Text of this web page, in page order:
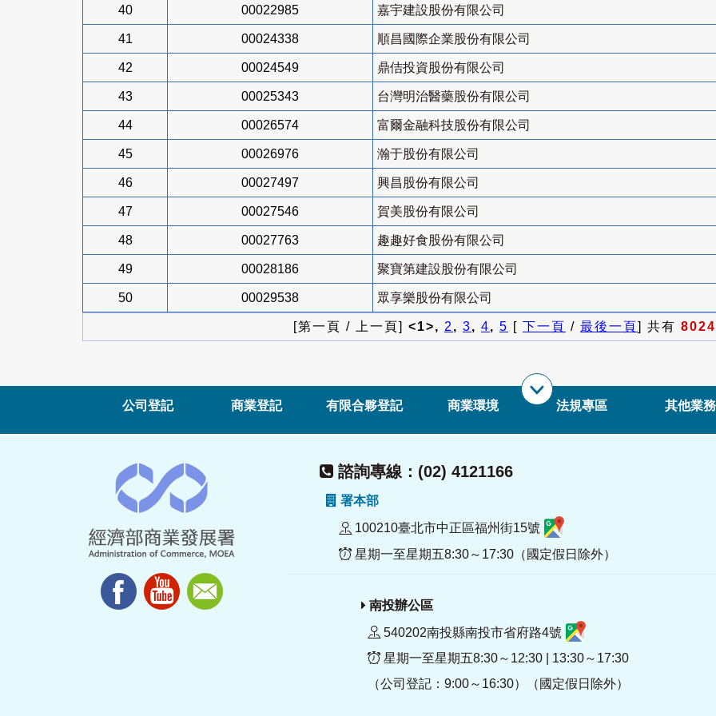
40 00022985 嘉宇建設股份有限公司
41 00024338 順昌國際企業股份有限公司
42 00024549 鼎佶投資股份有限公司
43 00025343 台灣明治醫藥股份有限公司
44 00026574 富爾金融科技股份有限公司
45 00026976 瀚于股份有限公司
46 00027497 興昌股份有限公司
47 00027546 賀美股份有限公司
48 00027763 趣趣好食股份有限公司
49 00028186 聚寶第建設股份有限公司
50 00029538 眾享樂股份有限公司
[第一頁 / 上一頁] <1>, 2, 3, 4, 5 [ 下一頁 / 最後一頁] 共有 8024
公司登記 商業登記 有限合夥登記 商業環境 法規專區 其他業務
諮詢專線：(02) 4121166
署本部
100210臺北市中正區福州街15號
星期一至星期五8:30～17:30（國定假日除外）
南投辦公區
540202南投縣南投市省府路4號
星期一至星期五8:30～12:30 | 13:30～17:30
（公司登記：9:00～16:30）（國定假日除外）